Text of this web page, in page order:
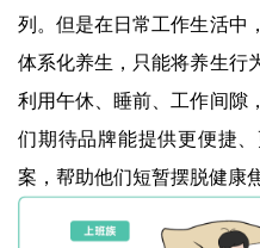
列。但是在日常工作生活中
体系化养生，只能将养生行
利用午休、睡前、工作间隙
们期待品牌能提供更便捷
案，帮助他们短暂摆脱健康焦